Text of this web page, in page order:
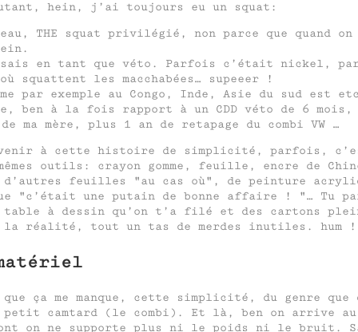
hein, j’ai toujours eu un squat:
THE squat privilégié, non parce que quand
en tant que véto. Parfois c’était nickel,
squattent les macchabées… supeeer !
par exemple au Congo, Inde, Asie du sud est
ben à la fois rapport à un CDD véto de 6
de ma mère, plus 1 an de retapage du combi VW …
à cette histoire de simplicité, parfois,
outils: crayon gomme, feuille, encre de
d’autres feuilles
au cas où , de peinture
c’était une putain de bonne affaire !
… Tu
table à dessin qu’on t’a filé et des cartons
la réalité, tout un tas de merdes inutiles. hum !
que ça me manque, cette simplicité, du genre
petit camtard (le combi). Et là, ben on arrive
on ne supporte plus ni le poids ni le bruit.